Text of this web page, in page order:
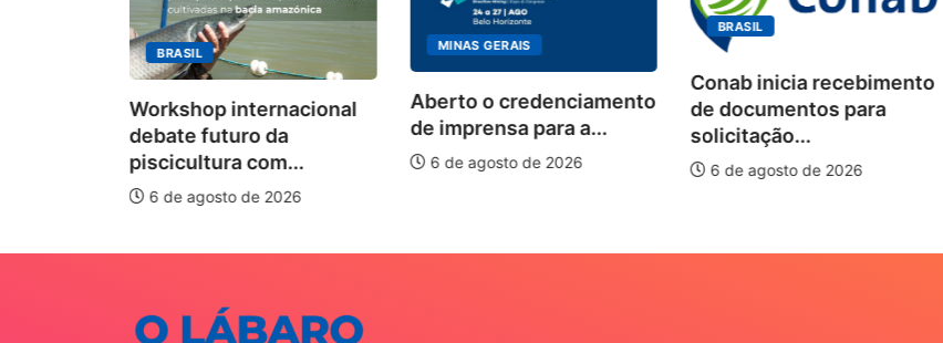
BRASIL
Workshop internacional
debate futuro da
piscicultura com...
6 de agosto de 2026
MINAS GERAIS
Aberto o credenciamento
de imprensa para a...
6 de agosto de 2026
BRASIL
Conab inicia recebimento
de documentos para
solicitação...
6 de agosto de 2026